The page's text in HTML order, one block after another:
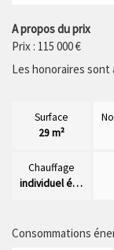
A propos du prix
Prix : 115 000 €
Les honoraires sont
Surface
29 m²
Chauffage
individuel électrique radiateur
Consommations